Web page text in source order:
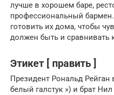
лучше в хорошем баре,
профессиональный
готовить их дома, чтобы
должен быть и сравнивать
Этикет [ править ]
Президент Рональд Рейган
белый галстук ») и брат Нил